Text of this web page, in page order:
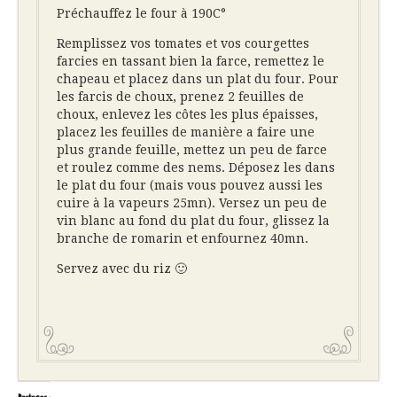
Préchauffez le four à 190C°
Remplissez vos tomates et vos courgettes
farcies en tassant bien la farce, remettez le
chapeau et placez dans un plat du four. Pour
les farcis de choux, prenez 2 feuilles de
choux, enlevez les côtes les plus épaisses,
placez les feuilles de manière a faire une
plus grande feuille, mettez un peu de farce
et roulez comme des nems. Déposez les dans
le plat du four (mais vous pouvez aussi les
cuire à la vapeurs 25mn). Versez un peu de
vin blanc au fond du plat du four, glissez la
branche de romarin et enfournez 40mn.
Servez avec du riz 🙂